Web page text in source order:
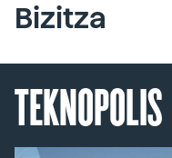
Bizitza
TEKNOPOLIS